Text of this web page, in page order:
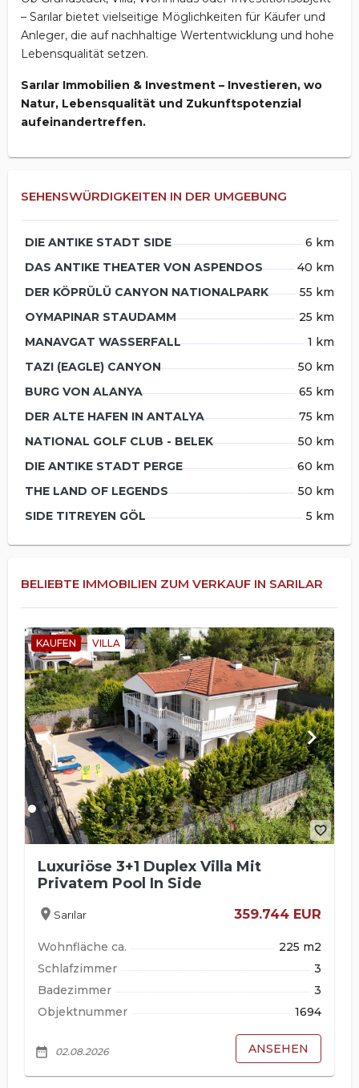
– Sarılar bietet vielseitige Möglichkeiten für Käufer und
Anleger, die auf nachhaltige Wertentwicklung und hohe
Lebensqualität setzen.
Sarılar Immobilien & Investment – Investieren, wo
Natur, Lebensqualität und Zukunftspotenzial
aufeinandertreffen.
SEHENSWÜRDIGKEITEN IN DER UMGEBUNG
DIE ANTIKE STADT SIDE
6 km
DAS ANTIKE THEATER VON ASPENDOS
40 km
DER KÖPRÜLÜ CANYON NATIONALPARK
55 km
OYMAPINAR STAUDAMM
25 km
MANAVGAT WASSERFALL
1 km
TAZI (EAGLE) CANYON
50 km
BURG VON ALANYA
65 km
DER ALTE HAFEN IN ANTALYA
75 km
NATIONAL GOLF CLUB - BELEK
50 km
DIE ANTIKE STADT PERGE
60 km
THE LAND OF LEGENDS
50 km
SIDE TITREYEN GÖL
5 km
BELIEBTE IMMOBILIEN ZUM VERKAUF IN SARILAR
KAUFEN VILLA
keyboard_arrow_left keyboard_arrow_right
favorite_border
Luxuriöse 3+1 Duplex Villa Mit
Privatem Pool In Side
location_on Sarılar 359.744 EUR
Wohnfläche ca.
225 m2
Schlafzimmer
3
Badezimmer
3
Objektnummer
1694
date_range 02.08.2026 ANSEHEN